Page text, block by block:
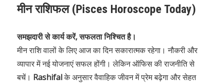
मीन राशिफल (Pisces Horoscope Today)
समझदारी से कार्य करें, सफलता निश्चित है।
मीन राशि वालों के लिए आज का दिन सकारात्मक रहेगा। नौकरी और
व्यापार में नई योजनाएं सफल होंगी। लेकिन ऑफिस की राजनीति से
बचें। Rashifalके अनुसार वैवाहिक जीवन में प्रेम बढ़ेगा और सेहत